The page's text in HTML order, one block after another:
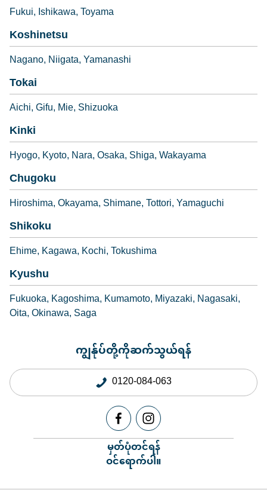
Fukui Ishikawa Toyama
Koshinetsu
Nagano Niigata Yamanashi
Tokai
Aichi Gifu Mie Shizuoka
Kinki
Hyogo Kyoto Nara Osaka Shiga Wakayama
Chugoku
Hiroshima Okayama Shimane Tottori Yamaguchi
Shikoku
Ehime Kagawa Kochi Tokushima
Kyushu
Fukuoka Kagoshima Kumamoto Miyazaki Nagasaki
Oita Okinawa Saga
ကျွန်ုပ်တို့ကိုဆက်သွယ်ရန်
0120-084-063
မှတ်ပုံတင်ရန်
ဝင်ရောက်ပါ။